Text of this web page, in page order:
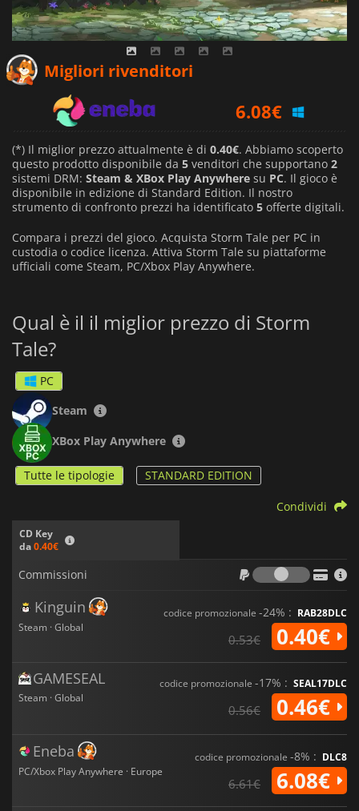
Migliori rivenditori
6.08€
0.46€
(*) Il miglior prezzo attualmente è di 0.40€. Abbiamo scoperto
questo prodotto disponibile da 5 venditori che supportano 2
sistemi DRM: Steam & XBox Play Anywhere su PC. Il gioco è
disponibile in edizione di Standard Edition. Il nostro
strumento di confronto prezzi ha identificato 5 offerte digitali.
Compara i prezzi del gioco. Acquista Storm Tale per PC in
custodia o codice licenza. Attiva Storm Tale su piattaforme
ufficiali come Steam, PC/Xbox Play Anywhere.
Qual è il il miglior prezzo di Storm
Tale?
PC
Steam
XBox Play Anywhere
Tutte le tipologie STANDARD EDITION
CD Key
da0.40€
Condividi
Commissioni
Kinguin
Steam · Global
codice promozionale -24% : RAB28DLC
0.53€ 0.40€
GAMESEAL
Steam · Global
codice promozionale -17% : SEAL17DLC
0.56€ 0.46€
Eneba
PC/Xbox Play Anywhere · Europe
codice promozionale -8% : DLC8
6.61€ 6.08€